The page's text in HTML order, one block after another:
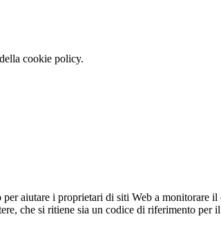
cookie policy.
aiutare i proprietari di siti Web a monitorare
che si ritiene sia un codice di riferimento per